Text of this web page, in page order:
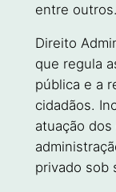
entre outros.
Direito
que regula
pública e a
cidadãos.
atuação
privado sob